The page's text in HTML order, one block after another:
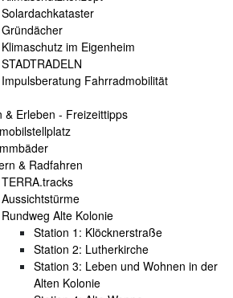
Solardachkataster
Gründächer
Klimaschutz im Eigenheim
STADTRADELN
Impulsberatung Fahrradmobilität
& Erleben - Freizeittipps
& Radfahren
TERRA.tracks
Aussichtstürme
Rundweg Alte Kolonie
Station 1: Klöcknerstraße
Station 2: Lutherkirche
Station 3: Leben und Wohnen in der
Alten Kolonie